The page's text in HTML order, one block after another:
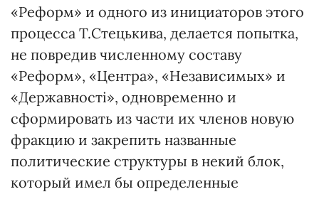
«Реформ» и одного из инициаторов этого
процесса Т.Стецькива, делается попытка,
не повредив численному составу
«Реформ», «Центра», «Независимых» и
«Державностi», одновременно и
сформировать из части их членов новую
фракцию и закрепить названные
политические структуры в некий блок,
который имел бы определенные